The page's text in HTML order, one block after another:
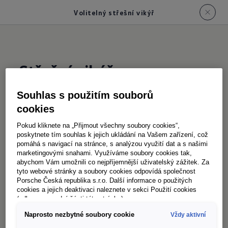
Volitelný střešní vikýř
Střešní vikýř
Pusťte dovnitř slunce
(0,70 m x 0,60 m) proniká do obytného
prostoru vozu ve dne hodně světla. Večer se
pak můžete z jídelního koutu nebo dokonce
z postele dívat na hvězdy. Kromě toho lze
tyto vikýře zakrýt sítí proti hmyzu nebo
Souhlas s použitím souborů
cookies
Pokud kliknete na „Přijmout všechny soubory cookies“,
poskytnete tím souhlas k jejich ukládání na Vašem zařízení, což
pomáhá s navigací na stránce, s analýzou využití dat a s našimi
marketingovými snahami. Využíváme soubory cookies tak,
abychom Vám umožnili co nejpříjemnější uživatelský zážitek. Za
tyto webové stránky a soubory cookies odpovídá společnost
Porsche Česká republika s.r.o. Další informace o použitých
cookies a jejich deaktivaci naleznete v sekci Použití cookies
(odkaz ve spodní části této stránky).
Naprosto nezbytné soubory cookie Vždy aktivní